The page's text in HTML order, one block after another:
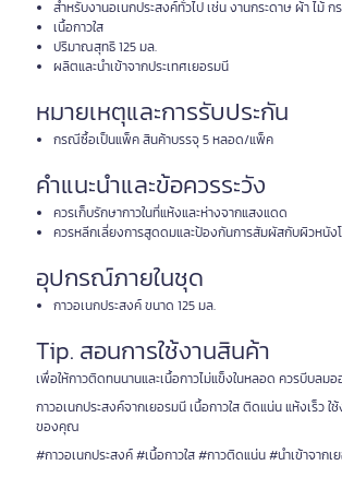
สำหรับงานอเนกประสงค์ทั่วไป เช่น งานกระดาษ ผ้า ไม้
เนื้อกาวใส
ปริมาณสุทธิ 125 มล.
ผลิตและนำเข้าจากประเทศเยอรมนี
หมายเหตุและการรับประกัน
กรณีซื้อเป็นแพ็ค สินค้าบรรจุ 5 หลอด/แพ็ค
คำแนะนำและข้อควรระวัง
ควรเก็บรักษากาวในที่แห้งและห่างจากแสงแดด
ควรหลีกเลี่ยงการสูดดมและป้องกันการสัมผัสกับผิวหนัง
อุปกรณ์ภายในชุด
กาวอเนกประสงค์ ขนาด 125 มล.
Tip. สอนการใช้งานสินค้า
เพื่อให้กาวติดทนนานและเนื้อกาวไม่แข็งในหลอด ควรบีบลม
กาวอเนกประสงค์จากเยอรมนี เนื้อกาวใส ติดแน่น แห้งเร็
ของคุณ
#กาวอเนกประสงค์ #เนื้อกาวใส #กาวติดแน่น #นำเข้าจากเ